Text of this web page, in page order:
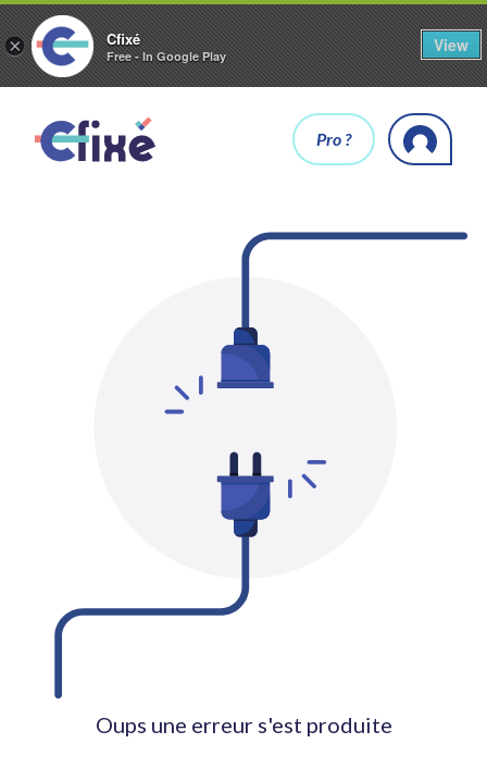
× Cfixé
Free - In Google Play
View
Pro ?
Oups une erreur s'est produite